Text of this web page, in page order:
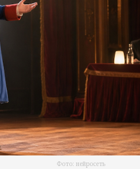
Фото: нейросеть